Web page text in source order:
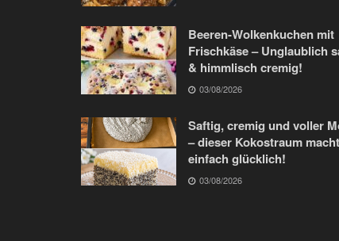
Beeren-Wolkenkuchen mit
Frischkäse – Unglaublich
& himmlisch cremig!
03/08/2026
Saftig, cremig und voller
– dieser Kokostraum macht
einfach glücklich!
03/08/2026